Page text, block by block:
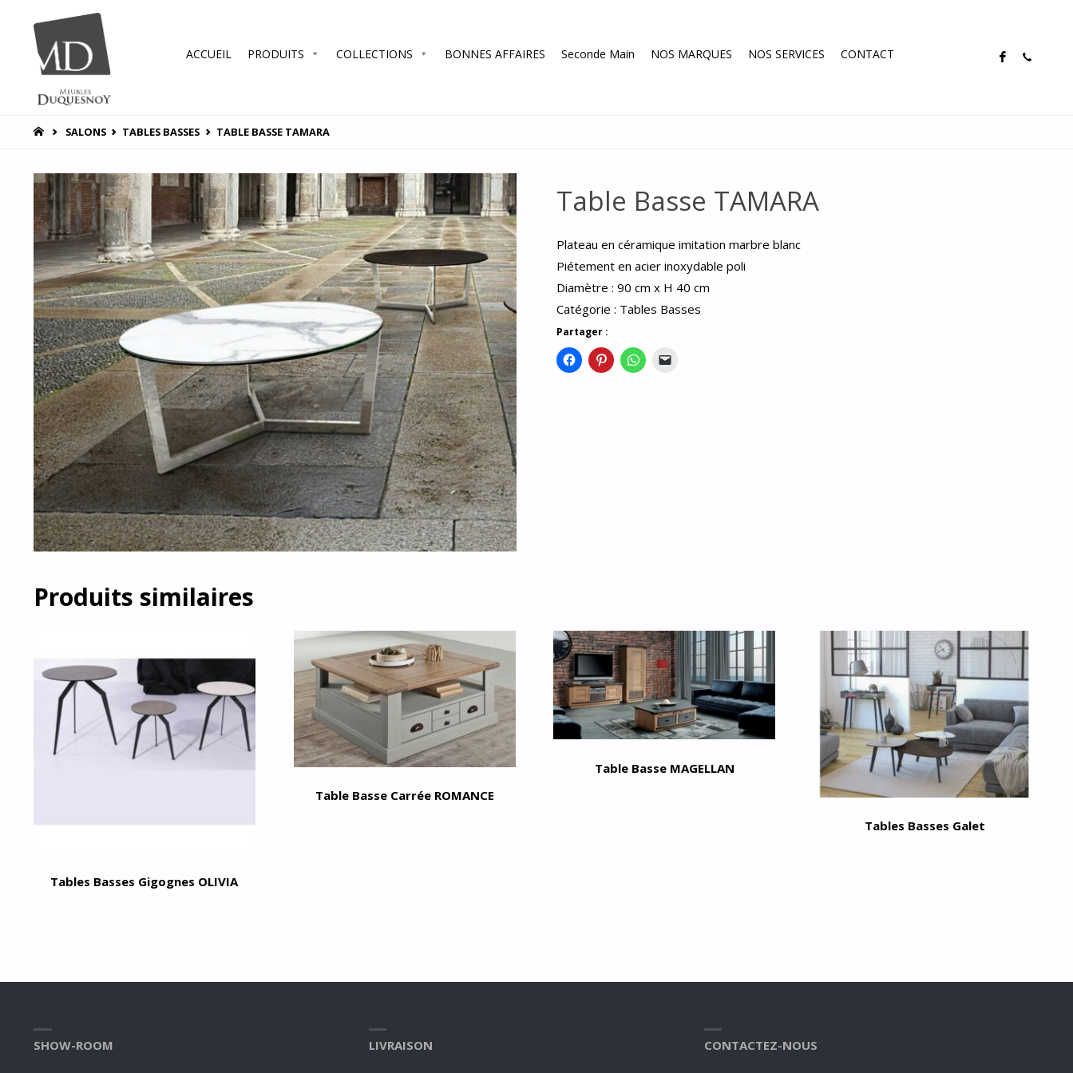
accompagner
to
ACCUEIL PRODUITS COLLECTIONS BONNES AFFAIRES Seconde Main NOS MARQUES NOS SERVICES CONTACT
HOMESALONS TABLES BASSES TABLE BASSE TAMARA
Table Basse TAMARA
Plateau en céramique imitation marbre blanc
Piétement en acier inoxydable poli
Diamètre : 90 cm x H 40 cm
Catégorie : Tables Basses
Partager :
Produits similaires
Tables Basses Gigognes OLIVIA
Table Basse Carrée ROMANCE
Table Basse MAGELLAN
Tables Basses Galet
SHOW-ROOM LIVRAISON CONTACTEZ-NOUS